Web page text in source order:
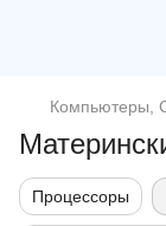
Компьютеры,
Процессоры